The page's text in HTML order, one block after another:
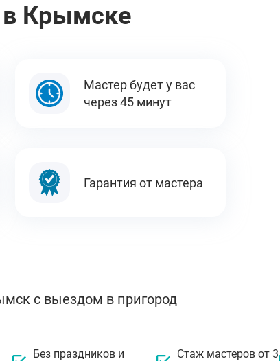
в Крымске
Мастер будет у вас
через 45 минут
Гарантия от мастера
с выездом в пригород
Без праздников и
Стаж мастеров от 3